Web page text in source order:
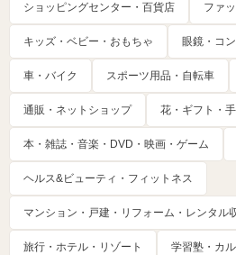
ショッピングセンター・百貨店 ファ
キッズ・ベビー・おもちゃ 眼鏡・コ
車・バイク スポーツ用品・自転車
通販・ネットショップ 花・ギフト・
本・雑誌・音楽・DVD・映画・ゲーム
ヘルス&ビューティ・フィットネス
マンション・戸建・リフォーム・レンタル
旅行・ホテル・リゾート 学習塾・カ